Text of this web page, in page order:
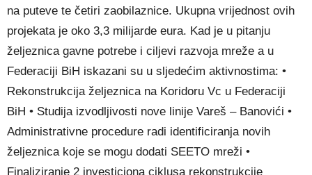
na puteve te četiri zaobilaznice. Ukupna vrijednost ovih
projekata je oko 3,3 milijarde eura. Kad je u pitanju
željeznica gavne potrebe i ciljevi razvoja mreže a u
Federaciji BiH iskazani su u sljedećim aktivnostima: •
Rekonstrukcija željeznica na Koridoru Vc u Federaciji
BiH • Studija izvodljivosti nove linije Vareš – Banovići •
Administrativne procedure radi identificiranja novih
željeznica koje se mogu dodati SEETO mreži •
Finaliziranje 2 investiciona ciklusa rekonstrukcije